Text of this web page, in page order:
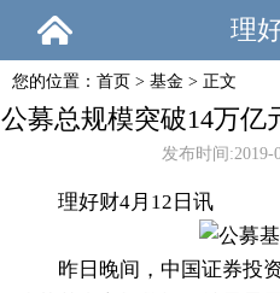
理
您的位置： 首页 > 基金 > 正文
公募总规模突破14万亿
发布时间:2019-
理好财4月12日讯
昨日晚间，中国证券投资